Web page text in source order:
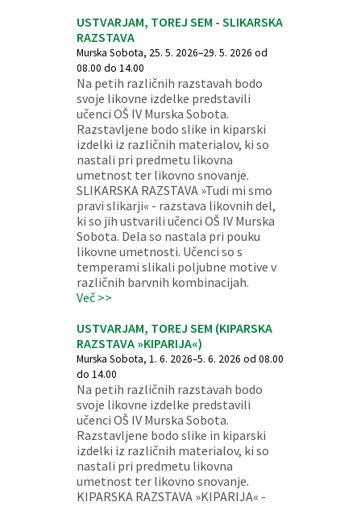
USTVARJAM, TOREJ SEM - SLIKARSKA
RAZSTAVA
Murska Sobota, 25. 5. 2026–29. 5. 2026 od
08.00 do 14.00
Na petih različnih razstavah bodo
svoje likovne izdelke predstavili
učenci OŠ IV Murska Sobota.
Razstavljene bodo slike in kiparski
izdelki iz različnih materialov, ki so
nastali pri predmetu likovna
umetnost ter likovno snovanje.
SLIKARSKA RAZSTAVA »Tudi mi smo
pravi slikarji« - razstava likovnih del,
ki so jih ustvarili učenci OŠ IV Murska
Sobota. Dela so nastala pri pouku
likovne umetnosti. Učenci so s
temperami slikali poljubne motive v
različnih barvnih kombinacijah.
Več >>
USTVARJAM, TOREJ SEM (KIPARSKA
RAZSTAVA »KIPARIJA«)
Murska Sobota, 1. 6. 2026–5. 6. 2026 od 08.00
do 14.00
Na petih različnih razstavah bodo
svoje likovne izdelke predstavili
učenci OŠ IV Murska Sobota.
Razstavljene bodo slike in kiparski
izdelki iz različnih materialov, ki so
nastali pri predmetu likovna
umetnost ter likovno snovanje.
KIPARSKA RAZSTAVA »KIPARIJA« -